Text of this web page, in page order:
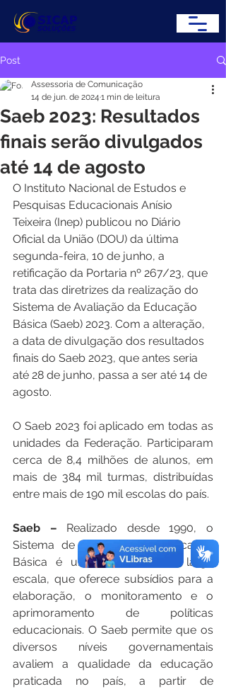
Post
Saeb 2023: Resultados
finais serão divulgados
até 14 de agosto
Assessoria de Comunicação
14 de jun. de 2024 1 min de leitura
O Instituto Nacional de Estudos e
Pesquisas Educacionais Anísio
Teixeira (Inep) publicou no Diário
Oficial da União (DOU) da última
segunda-feira, 10 de junho, a
retificação da Portaria nº 267/23, que
trata das diretrizes da realização do
Sistema de Avaliação da Educação
Básica (Saeb) 2023. Com a alteração,
a data de divulgação dos resultados
finais do Saeb 2023, que antes seria
até 28 de junho, passa a ser até 14 de
agosto.
O Saeb 2023 foi aplicado em todas as
unidades da Federação. Participaram
cerca de 8,4 milhões de alunos, em
mais de 384 mil turmas, distribuídas
entre mais de 190 mil escolas do país.
Saeb – Realizado desde 1990, o
Sistema de Avaliação da Educação
Básica é uma avaliação em larga
escala, que oferece subsídios para a
elaboração, o monitoramento e o
aprimoramento de políticas
educacionais. O Saeb permite que os
diversos níveis governamentais
avaliem a qualidade da educação
praticada no país, a partir de